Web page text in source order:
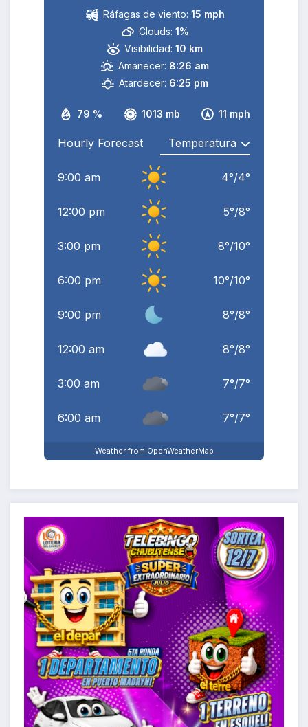
79 % 1013 mb 11 mph
Ráfagas de viento: 15 mph
Clouds: 1%
Visibilidad: 10 km
Amanecer: 8:26 am
Atardecer: 6:25 pm
Hourly Forecast
9:00 am 4°/4°
12:00 pm 5°/8°
3:00 pm 8°/10°
6:00 pm 10°/10°
9:00 pm 8°/8°
12:00 am 8°/8°
3:00 am 7°/7°
6:00 am 7°/7°
Weather from OpenWeatherMap